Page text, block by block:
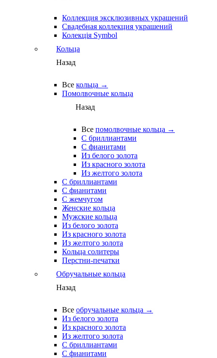
Коллекция эксклюзивных украшений
Свадебная коллекция украшений
Колекція Symbol
Кольца
Назад
Все кольца →
Помолвочные кольца
Назад
Все помолвочные кольца →
С бриллиантами
С фианитами
Из белого золота
Из красного золота
Из желтого золота
С бриллиантами
С фианитами
С жемчугом
Женские кольца
Мужские кольца
Из белого золота
Из красного золота
Из желтого золота
Кольца солитеры
Перстни-печатки
Обручальные кольца
Назад
Все обручальные кольца →
Из белого золота
Из красного золота
Из желтого золота
С бриллиантами
С фианитами